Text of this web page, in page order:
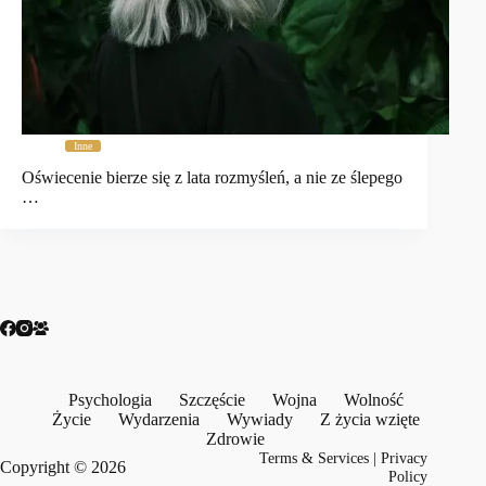
Inne
Oświecenie bierze się z lata rozmyśleń, a nie ze ślepego
…
Psychologia Szczęście Wojna
Wolność
Życie
Wydarzenia Wywiady
Z życia wzięte
Zdrowie
Copyright © 2026
Terms & Services |Privacy
Policy